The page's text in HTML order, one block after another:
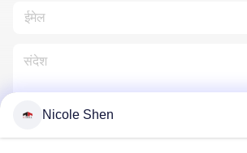
Nicole Shen